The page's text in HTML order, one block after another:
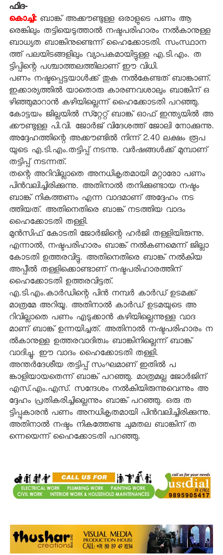
ഫിദ-
കൊച്ചി:ബാങ്ക് അക്കൗണ്ടുള്ള ഒരാളുടെ പണം ആ
രെങ്കിലും തട്ടിയെടുത്താല്‍ നഷ്ടപരിഹാരം നല്‍കാനുള്ള
ബാധ്യത ബാങ്കിനുണ്ടെന്ന് ഹൈക്കോടതി. സംസ്ഥാന
ത്ത് പലയിടങ്ങളിലും വ്യാപകമായിട്ടുള്ള എ.ടി.എം. ത
ട്ടിപ്പിന്റെ പശ്ചാത്തലത്തിലാണ് ഈ വിധി.
പണം നഷ്ടപ്പെട്ടയാള്‍ക്ക് തുക നല്‍കേണ്ടത് ബാങ്കാണ്.
ഇക്കാര്യത്തില്‍ യാതൊരു കാരണവശാലും ബാങ്കിന് ഒ
ഴിഞ്ഞുമാറാന്‍ കഴിയില്ലെന്ന് ഹൈക്കോടതി പറഞ്ഞു.
കോട്ടയം ജില്ലയില്‍ സ്‌റ്റേറ്റ് ബാങ്ക് ഓഫ് ഇന്ത്യയില്‍ അ
ക്കൗണ്ടുള്ള പി.വി. ജോര്‍ജ് വിദേശത്ത് ജോലി നോക്കുന്നു.
അദ്ദേഹത്തിന്റെ അക്കൗണ്ടില്‍ നിന്ന് 2.40 ലക്ഷം രൂപ
യുടെ എ.ടി.എം.തട്ടിപ്പ് നടന്നു. വര്‍ഷങ്ങള്‍ക്ക് മുമ്പാണ്
തട്ടിപ്പ് നടന്നത്.
തന്റെ അറിവില്ലാതെ അനധികൃതമായി മറ്റാരോ പണം
പിന്‍വലിച്ചിരിക്കുന്നു. അതിനാല്‍ തനിക്കുണ്ടായ നഷ്ടം
ബാങ്ക് നികത്തണം എന്ന വാദമാണ് അദ്ദേഹം നട
ത്തിയത്. അതിനെതിരെ ബാങ്ക് നടത്തിയ വാദം
ഹൈക്കോടതി തള്ളി.
മുന്‍സിഫ് കോടതി ജോര്‍ജിന്റെ ഹര്‍ജി തള്ളിയിരുന്നു.
എന്നാല്‍, നഷ്ടപരിഹാരം ബാങ്ക് നല്‍കണമെന്ന് ജില്ലാ
കോടതി ഉത്തരവിട്ടു. അതിനെതിരെ ബാങ്ക് നല്‍കിയ
അപ്പീല്‍ തള്ളിക്കൊണ്ടാണ് നഷ്ടപരിഹാരത്തിന്
ഹൈക്കോടതി ഉത്തരവിട്ടത്.
എ.ടി.എം.കാര്‍ഡിന്റെ പിന്‍ നമ്പര്‍ കാര്‍ഡ് ഉടമക്ക്
മാത്രമേ അറിയൂ. അതിനാല്‍ കാര്‍ഡ് ഉടമയുടെ അ
റിവില്ലാതെ പണം എടുക്കാന്‍ കഴിയില്ലെന്നുള്ള വാദ
മാണ് ബാങ്ക് ഉന്നയിച്ചത്. അതിനാല്‍ നഷ്ടപരിഹാരം ന
ല്‍കാനുള്ള ഉത്തരവാദിത്വം ബാങ്കിനില്ലെന്ന് ബാങ്ക്
വാദിച്ചു. ഈ വാദം ഹൈക്കോടതി തള്ളി.
അന്തര്‍ദേശീയ തട്ടിപ്പ് സംഘമാണ് ഇതില്‍ പ
ങ്കാളിയായതെന്ന് ബാങ്ക് പറഞ്ഞു. മാത്രമല്ല ജോര്‍ജിന്
എസ്.എം.എസ്. സന്ദേശം നല്‍കിയിരുന്നുവെന്നും അ
ദ്ദേഹം പ്രതികരിച്ചില്ലെന്നും ബാങ്ക് പറഞ്ഞു. ഒരു ത
ട്ടിപ്പുകാരന്‍ പണം അനധികൃതമായി പിന്‍വലിച്ചിരിക്കുന്നു.
അതിനാല്‍ നഷ്ടം നികത്തേണ്ട ചുമതല ബാങ്കിന് ത
ന്നെയെന്ന് ഹൈക്കോടതി പറഞ്ഞു.